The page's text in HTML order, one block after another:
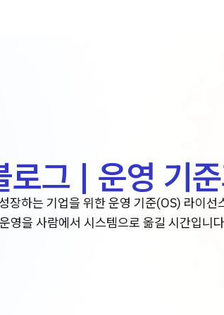
로그 | 운영 기
장하는 기업을 위한 운영 기준(OS) 라이선
운영을 사람에서 시스템으로 옮길 시간입니